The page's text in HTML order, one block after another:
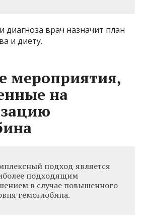
диагноза врач назначит план
и диету.
мероприятия,
на
подход является
подходящим
в случае повышенного
гемоглобина.